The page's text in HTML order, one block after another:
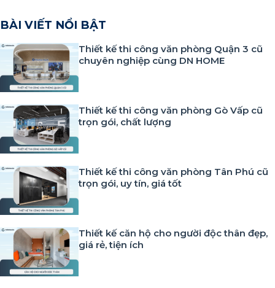
BÀI VIẾT NỔI BẬT
Thiết kế thi công văn phòng Quận 3 cũ
chuyên nghiệp cùng DN HOME
Thiết kế thi công văn phòng Gò Vấp cũ
trọn gói, chất lượng
Thiết kế thi công văn phòng Tân Phú cũ
trọn gói, uy tín, giá tốt
Thiết kế căn hộ cho người độc thân đẹp,
giá rẻ, tiện ích